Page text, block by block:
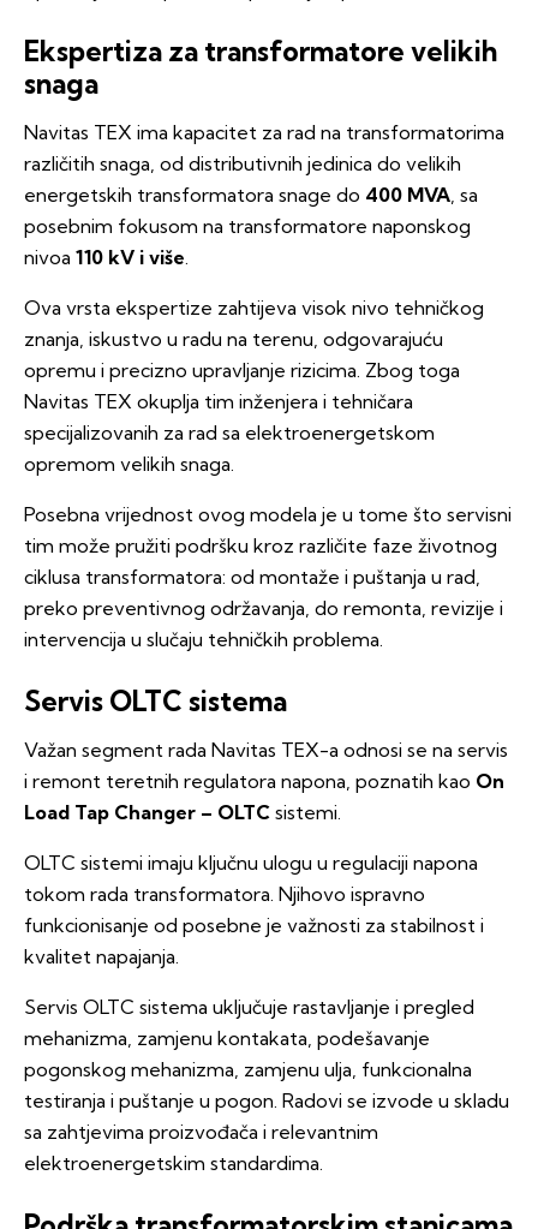
Ekspertiza za transformatore velikih
snaga
Navitas TEX ima kapacitet za rad na transformatorima
različitih snaga, od distributivnih jedinica do velikih
energetskih transformatora snage do 400 MVA, sa
posebnim fokusom na transformatore naponskog
nivoa 110 kV i više.
Ova vrsta ekspertize zahtijeva visok nivo tehničkog
znanja, iskustvo u radu na terenu, odgovarajuću
opremu i precizno upravljanje rizicima. Zbog toga
Navitas TEX okuplja tim inženjera i tehničara
specijalizovanih za rad sa elektroenergetskom
opremom velikih snaga.
Posebna vrijednost ovog modela je u tome što servisni
tim može pružiti podršku kroz različite faze životnog
ciklusa transformatora: od montaže i puštanja u rad,
preko preventivnog održavanja, do remonta, revizije i
intervencija u slučaju tehničkih problema.
Servis OLTC sistema
Važan segment rada Navitas TEX-a odnosi se na servis
i remont teretnih regulatora napona, poznatih kao On
Load Tap Changer – OLTC sistemi.
OLTC sistemi imaju ključnu ulogu u regulaciji napona
tokom rada transformatora. Njihovo ispravno
funkcionisanje od posebne je važnosti za stabilnost i
kvalitet napajanja.
Servis OLTC sistema uključuje rastavljanje i pregled
mehanizma, zamjenu kontakata, podešavanje
pogonskog mehanizma, zamjenu ulja, funkcionalna
testiranja i puštanje u pogon. Radovi se izvode u skladu
sa zahtjevima proizvođača i relevantnim
elektroenergetskim standardima.